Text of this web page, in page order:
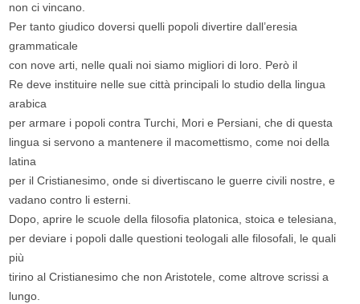
non ci vincano.
Per tanto giudico doversi quelli popoli divertire dall’eresia
grammaticale
con nove arti, nelle quali noi siamo migliori di loro. Però il
Re deve instituire nelle sue città principali lo studio della lingua
arabica
per armare i popoli contra Turchi, Mori e Persiani, che di questa
lingua si servono a mantenere il macomettismo, come noi della
latina
per il Cristianesimo, onde si divertiscano le guerre civili nostre, e
vadano contro li esterni.
Dopo, aprire le scuole della filosofia platonica, stoica e telesiana,
per deviare i popoli dalle questioni teologali alle filosofali, le quali
più
tirino al Cristianesimo che non Aristotele, come altrove scrissi a
lungo.